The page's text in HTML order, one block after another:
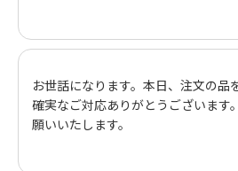
お世話になります。本日、注文の品
確実なご対応ありがとうございます
願いいたします。